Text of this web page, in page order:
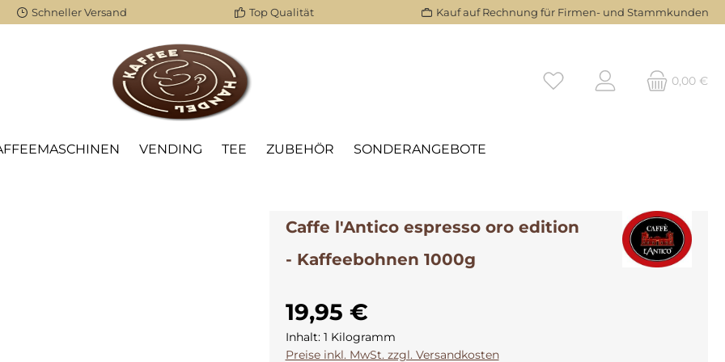
Schneller Versand Top Qualität Kauf auf Rechnung für Firmen- und Stammkunden
0,00 €
VENDING TEE ZUBEHÖR SONDERANGEBOTE
Caffe l'Antico espresso oro edition
- Kaffeebohnen 1000g
19,95 €
Inhalt: 1 Kilogramm
Preise inkl. MwSt. zzgl. Versandkosten